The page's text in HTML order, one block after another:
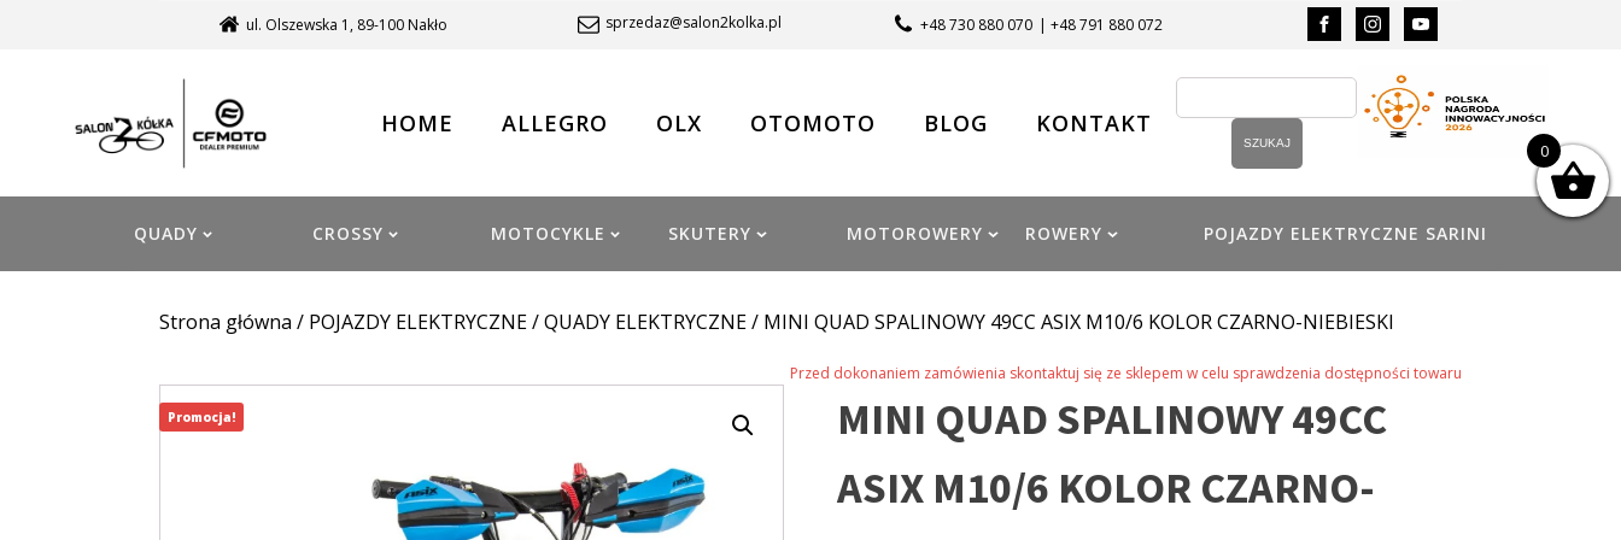
ul. Olszewska 1, 89-100 Nakło sprzedaz@salon2kolka.pl +48 730 880 070 | +48 791 880 072
HOME ALLEGRO OLX OTOMOTO BLOG KONTAKT
QUADY CROSSY MOTOCYKLE SKUTERY MOTOROWERY ROWERY POJAZDY ELEKTRYCZNE SARINI
Strona główna / POJAZDY ELEKTRYCZNE/QUADY ELEKTRYCZNE/ MINI QUAD SPALINOWY 49CC ASIX M10/6 KOLOR CZARNO-NIEBIESKI
Przed dokonaniem zamówienia skontaktuj się ze sklepem w celu sprawdzenia dostępności towaru
MINI QUAD SPALINOWY 49CC
ASIX M10/6 KOLOR CZARNO-
Promocja!
0